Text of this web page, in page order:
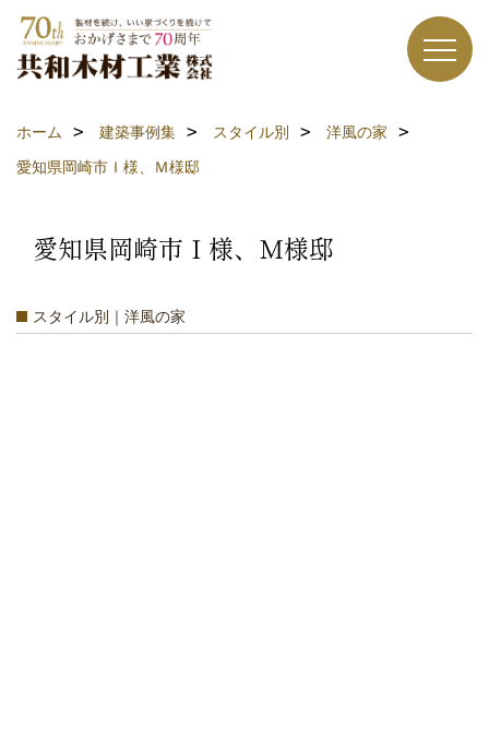
ホーム 建築事例集 スタイル別
洋風の家
愛知県岡崎市Ｉ様、Ｍ様邸
愛知県岡崎市Ｉ様、Ｍ様邸
スタイル別｜洋風の家